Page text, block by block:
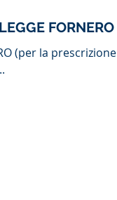
FORNERO
(per la prescrizione